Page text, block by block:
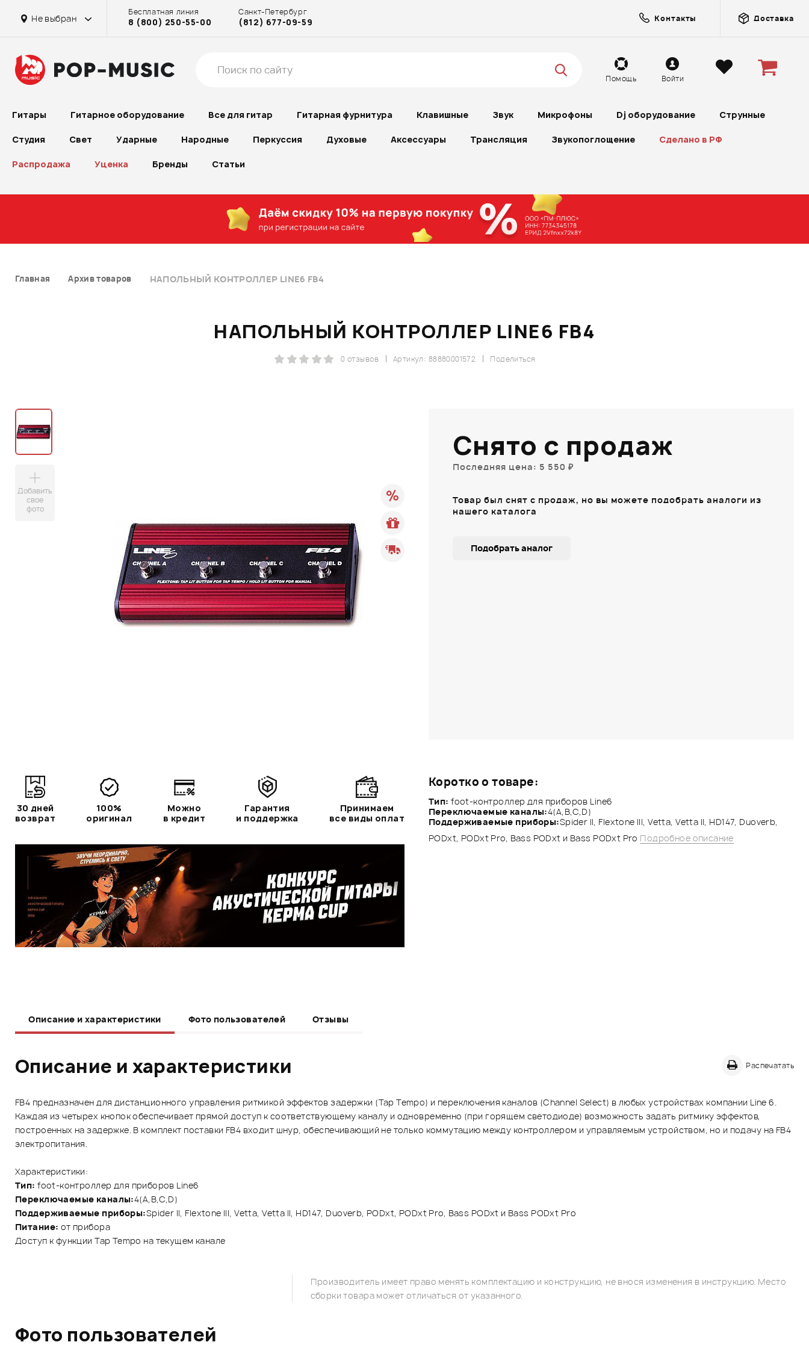
Не выбран
Бесплатная линия
8 (800) 250-55-00
Санкт-Петербург
(812) 677-09-59 Контакты Доставка
Помощь Войти
Гитары Гитарное оборудование Все для гитар Гитарная фурнитура Клавишные Звук Микрофоны Dj оборудование Струнные
Студия Свет Ударные Народные Перкуссия Духовые Аксессуары Трансляция Звукопоглощение Сделано в РФ
Распродажа Уценка Бренды Статьи
Главная Архив товаров НАПОЛЬНЫЙ КОНТРОЛЛЕР LINE6 FB4
НАПОЛЬНЫЙ КОНТРОЛЛЕР LINE6 FB4
Поделиться
Артикул: 88880001572
0 отзывов
Добавить
свое
фото
Коротко о товаре:
Тип: foot-контроллер для приборов Line6
Переключаемые каналы:4(A,B,C,D)
Поддерживаемые приборы:Spider II, Flextone III, Vetta, Vetta II, HD147, Duoverb,
PODxt, PODxt Pro, Bass PODxt и Bass PODxt Pro Подробное описание
Снято с продаж
Последняя цена: 5 550 ₽
Товар был снят с продаж, но вы можете подобрать аналоги из
нашего каталога
Подобрать аналог
30 дней
возврат
100%
оригинал
Можно
в кредит
Гарантия
и поддержка
Принимаем
все виды оплат
Описание и характеристики Фото пользователей Отзывы
Описание и характеристики Распечатать
FB4 предназначен для дистанционного управления ритмикой эффектов задержки (Tap Tempo) и переключения каналов (Channel Select) в любых устройствах компании Line 6.
Каждая из четырех кнопок обеспечивает прямой доступ к соответствующему каналу и одновременно (при горящем светодиоде) возможность задать ритмику эффектов,
построенных на задержке. В комплект поставки FB4 входит шнур, обеспечивающий не только коммутацию между контроллером и управляемым устройством, но и подачу на FB4
электропитания.
Характеристики:
Тип: foot-контроллер для приборов Line6
Переключаемые каналы:4(A,B,C,D)
Поддерживаемые приборы:Spider II, Flextone III, Vetta, Vetta II, HD147, Duoverb, PODxt, PODxt Pro, Bass PODxt и Bass PODxt Pro
Питание: от прибора
Доступ к функции Tap Tempo на текущем канале
Производитель имеет право менять комплектацию и конструкцию, не внося изменения в инструкцию. Место
сборки товара может отличаться от указанного.
Фото пользователей